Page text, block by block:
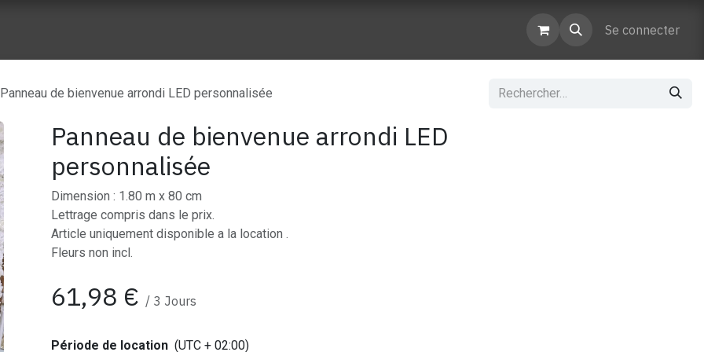
Se connecter
Panneau de bienvenue arrondi LED personnalisée
Panneau de bienvenue arrondi LED
personnalisée
Dimension : 1.80 m x 80 cm
Lettrage compris dans le prix.
Article uniquement disponible a la location .
Fleurs non incl.
61,98 € / 3 Jours
Période de location (UTC + 02:00)